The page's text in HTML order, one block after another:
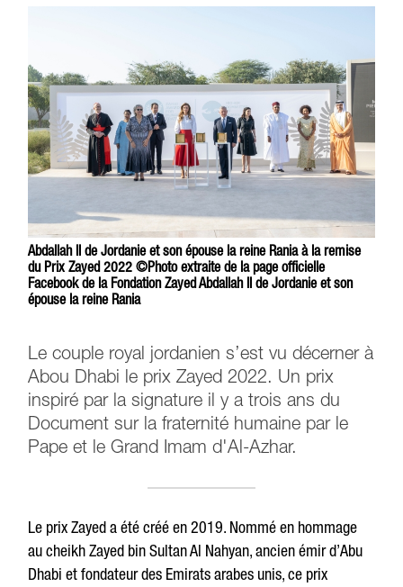
Abdallah II de Jordanie et son épouse la reine Rania à la remise
du Prix Zayed 2022 ©Photo extraite de la page officielle
Facebook de la Fondation Zayed Abdallah II de Jordanie et son
épouse la reine Rania
Le couple royal jordanien s’est vu décerner à
Abou Dhabi le prix Zayed 2022. Un prix
inspiré par la signature il y a trois ans du
Document sur la fraternité humaine par le
Pape et le Grand Imam d'Al-Azhar.
Le prix Zayed a été créé en 2019. Nommé en hommage
au cheikh Zayed bin Sultan Al Nahyan, ancien émir d’Abu
Dhabi et fondateur des Emirats arabes unis, ce prix